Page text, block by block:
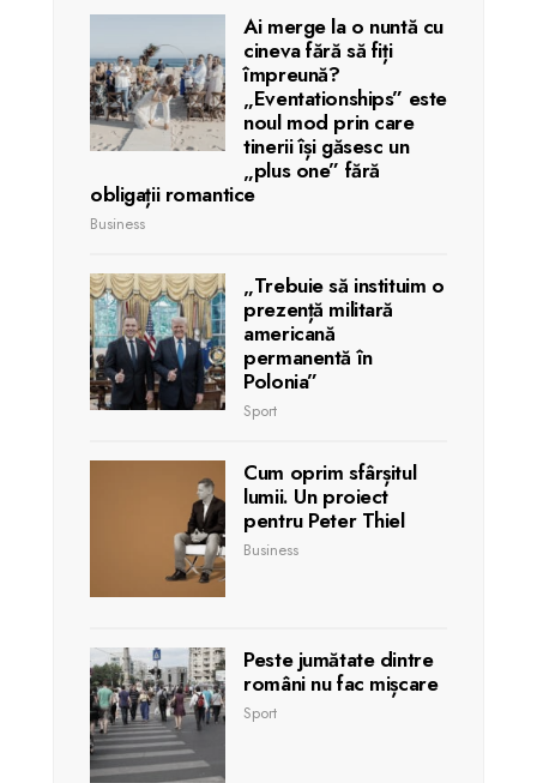
Ai merge la o nuntă cu
cineva fără să fiți
împreună?
„Eventationships” este
noul mod prin care
tinerii își găsesc un
„plus one” fără
obligații romantice
Business
„Trebuie să instituim o
prezență militară
americană
permanentă în
Polonia”
Sport
Cum oprim sfârșitul
lumii. Un proiect
pentru Peter Thiel
Business
Peste jumătate dintre
români nu fac mișcare
Sport